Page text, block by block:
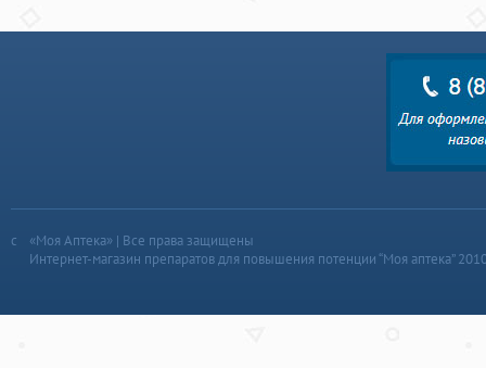
«Моя Аптека» | Все права защищены
Интернет-магазин препаратов для повышения потенции “Моя аптека”